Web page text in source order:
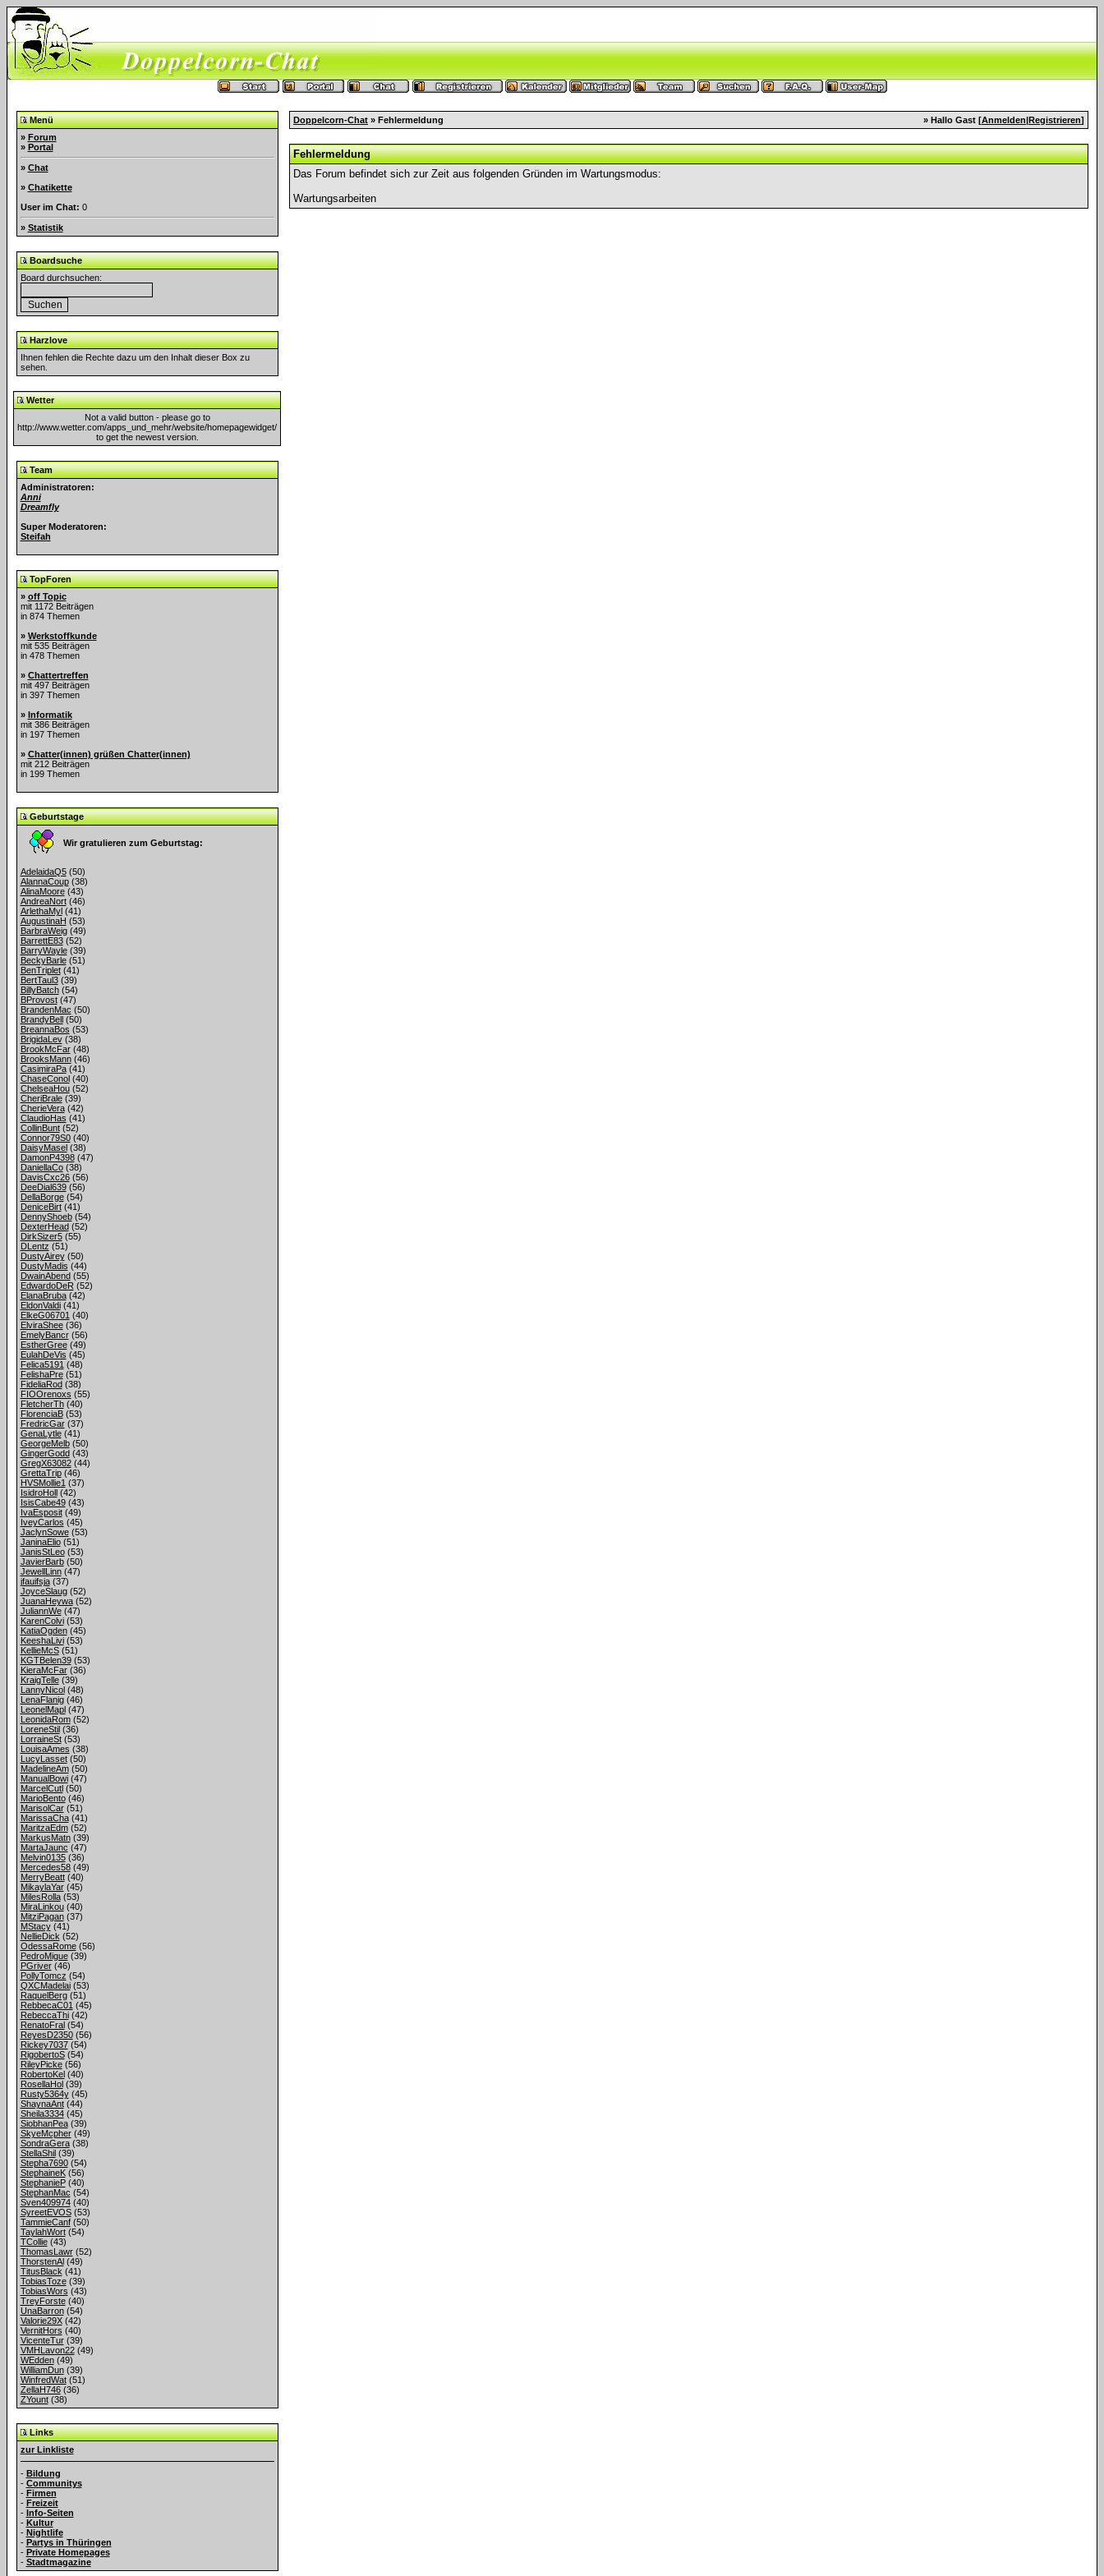
Menü
» Forum
» Portal
» Chat
» Chatikette
User im Chat: 0
» Statistik
Boardsuche
Board durchsuchen:
Harzlove
Ihnen fehlen die Rechte dazu um den Inhalt dieser Box zu
sehen.
Wetter
Not a valid button - please go to
http://www.wetter.com/apps_und_mehr/website/homepagewidget/
to get the newest version.
Team
Administratoren:
Anni
Dreamfly
Super Moderatoren:
Steifah
TopForen
» off Topic
mit 1172 Beiträgen
in 874 Themen
» Werkstoffkunde
mit 535 Beiträgen
in 478 Themen
» Chattertreffen
mit 497 Beiträgen
in 397 Themen
» Informatik
mit 386 Beiträgen
in 197 Themen
» Chatter(innen) grüßen Chatter(innen)
mit 212 Beiträgen
in 199 Themen
Geburtstage
Wir gratulieren zum Geburtstag:
AdelaidaQ5(50)
AlannaCoup(38)
AlinaMoore(43)
AndreaNort(46)
ArlethaMyl(41)
AugustinaH (53)
BarbraWeig(49)
BarrettE83(52)
BarryWayle(39)
BeckyBarle(51)
BenTriplet(41)
BertTaul3(39)
BillyBatch(54)
BProvost(47)
BrandenMac (50)
BrandyBell(50)
BreannaBos (53)
BrigidaLev(38)
BrookMcFar(48)
BrooksMann(46)
CasimiraPa(41)
ChaseConol(40)
ChelseaHou(52)
CheriBrale(39)
CherieVera(42)
ClaudioHas (41)
CollinBunt(52)
Connor79S0(40)
DaisyMasel(38)
DamonP4398(47)
DaniellaCo(38)
DavisCxc26(56)
DeeDial639(56)
DellaBorge(54)
DeniceBirt(41)
DennyShoeb(54)
DexterHead(52)
DirkSizer5(55)
DLentz (51)
DustyAirey(50)
DustyMadis (44)
DwainAbend(55)
EdwardoDeR (52)
ElanaBruba(42)
EldonValdi(41)
ElkeG06701 (40)
ElviraShee(36)
EmelyBancr(56)
EstherGree(49)
EulahDeVis (45)
Felica5191 (48)
FelishaPre(51)
FideliaRod(38)
FIOOrenoxs (55)
FletcherTh(40)
FlorenciaB(53)
FredricGar(37)
GenaLytle(41)
GeorgeMelb(50)
GingerGodd(43)
GregX63082(44)
GrettaTrip(46)
HVSMollie1 (37)
IsidroHoll(42)
IsisCabe49(43)
IvaEsposit(49)
IveyCarlos (45)
JaclynSowe(53)
JaninaElio(51)
JanisStLeo(53)
JavierBarb(50)
JewellLinn(47)
jfauifsja(37)
JoyceSlaug(52)
JuanaHeywa(52)
JuliannWe(47)
KarenColvi(53)
KatiaOgden(45)
KeeshaLivi(53)
KellieMcS(51)
KGTBelen39(53)
KieraMcFar(36)
KraigTelle(39)
LannyNicol(48)
LenaFlanig(46)
LeonelMapl(47)
LeonidaRom(52)
LoreneStil(36)
LorraineSt(53)
LouisaAmes (38)
LucyLasset(50)
MadelineAm(50)
ManualBowi(47)
MarcelCutl(50)
MarioBento(46)
MarisolCar(51)
MarissaCha(41)
MaritzaEdm(52)
MarkusMatn(39)
MartaJaunc (47)
Melvin0135(36)
Mercedes58(49)
MerryBeatt(40)
MikaylaYar(45)
MilesRolla(53)
MiraLinkou(40)
MitziPagan(37)
MStacy(41)
NellieDick (52)
OdessaRome(56)
PedroMigue(39)
PGriver(46)
PollyTomcz (54)
QXCMadelai(53)
RaquelBerg(51)
RebbecaC01 (45)
RebeccaThi(42)
RenatoFral(54)
ReyesD2350(56)
Rickey7037(54)
RigobertoS(54)
RileyPicke(56)
RobertoKel(40)
RosellaHol(39)
Rusty5364y(45)
ShaynaAnt(44)
Sheila3334(45)
SiobhanPea(39)
SkyeMcpher(49)
SondraGera(38)
StellaShil(39)
Stepha7690(54)
StephaineK(56)
StephanieP(40)
StephanMac (54)
Sven409974(40)
SyreetEVOS(53)
TammieCanf(50)
TaylahWort(54)
TCollie(43)
ThomasLawr(52)
ThorstenAl(49)
TitusBlack (41)
TobiasToze(39)
TobiasWors (43)
TreyForste(40)
UnaBarron(54)
Valorie29X(42)
VernitHors (40)
VicenteTur(39)
VMHLavon22(49)
WEdden(49)
WilliamDun(39)
WinfredWat(51)
ZellaH746(36)
ZYount(38)
Links
zur Linkliste
- Bildung
- Communitys
- Firmen
- Freizeit
- Info-Seiten
- Kultur
- Nightlife
- Partys in Thüringen
- Private Homepages
- Stadtmagazine
Doppelcorn-Chat » Fehlermeldung » Hallo Gast [Anmelden|Registrieren]
Fehlermeldung
Das Forum befindet sich zur Zeit aus folgenden Gründen im Wartungsmodus:
Wartungsarbeiten